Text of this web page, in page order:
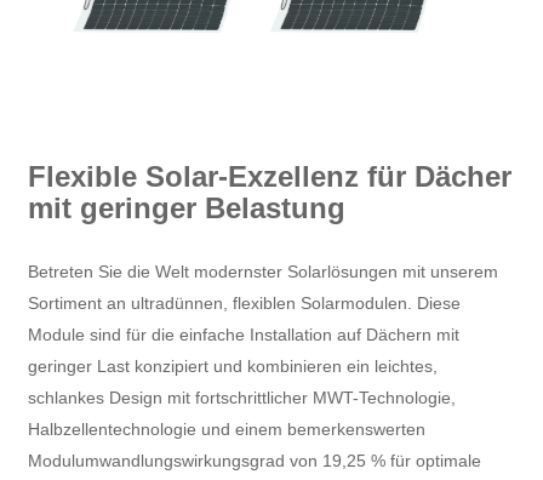
Flexible Solar-Exzellenz für Dächer
mit geringer Belastung
Betreten Sie die Welt modernster Solarlösungen mit unserem
Sortiment an ultradünnen, flexiblen Solarmodulen. Diese
Module sind für die einfache Installation auf Dächern mit
geringer Last konzipiert und kombinieren ein leichtes,
schlankes Design mit fortschrittlicher MWT-Technologie,
Halbzellentechnologie und einem bemerkenswerten
Modulumwandlungswirkungsgrad von 19,25 % für optimale